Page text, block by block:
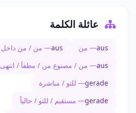
عائلة الكلمة
aus— من aus— من / من داخل
aus— من / مصنوع من / مطفأ / انتهى
gerade— للتو / مباشرة
gerade— مستقيم / للتو / حالياً